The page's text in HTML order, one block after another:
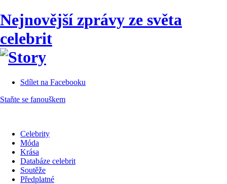
Nejnovější zprávy ze světa
celebrit
Sdílet na Facebooku
Staňte se fanouškem
Celebrity
Móda
Krása
Databáze celebrit
Soutěže
Předplatné